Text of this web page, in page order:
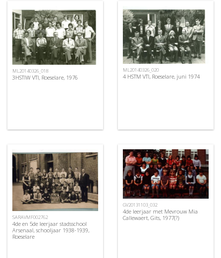
ML20140326_018
3HSTIW VTI, Roeselare, 1976
ML20140326_020
4 HSTM VTI, Roeselare, juni 1974
SARAVMF002762
4de en 5de leerjaar stadsschool
Arsenaal, schooljaar 1938-1939,
Roeselare
GV20131103_032
4de leerjaar met Mevrouw Mia
Callewaert, Gits, 1977(?)